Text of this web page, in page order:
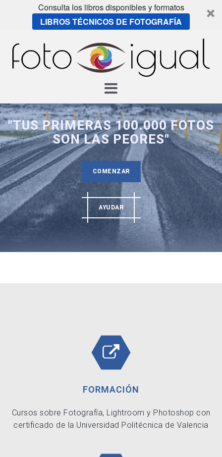
Consulta los libros disponibles y formatos
LIBROS TÉCNICOS DE FOTOGRAFÍA
content
"TUS PRIMERAS 100.000 FOTOS
SON LAS PEORES"
COMENZAR
AYUDAR
FORMACIÓN
Cursos sobre Fotografía, Lightroom y Photoshop con
certificado de la Universidad Politécnica de Valencia